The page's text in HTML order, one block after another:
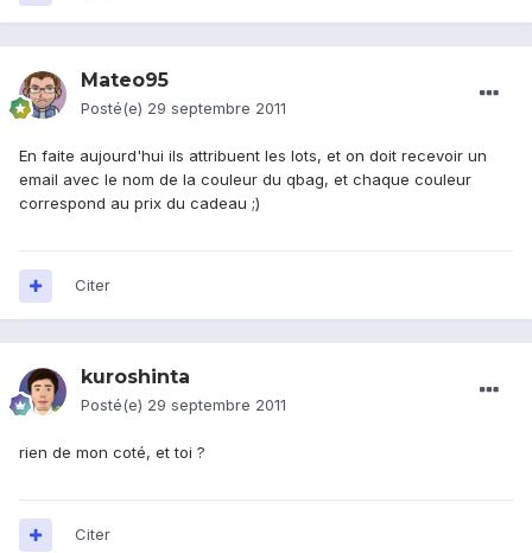
Mateo95
Posté(e) 29 septembre 2011
En faite aujourd'hui ils attribuent les lots, et on doit recevoir un
email avec le nom de la couleur du qbag, et chaque couleur
correspond au prix du cadeau ;)
Citer
kuroshinta
Posté(e) 29 septembre 2011
rien de mon coté, et toi ?
Citer